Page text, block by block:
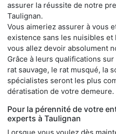
assurer la réussite de notre
Taulignan.
Vous aimeriez assurer à vous
existence sans les nuisibles et
vous allez devoir absolument
Grâce à leurs qualifications
rat sauvage, le rat musqué, la
spécialistes seront les plus
dératisation de votre demeure.
Pour la pérennité de votre
experts à Taulignan